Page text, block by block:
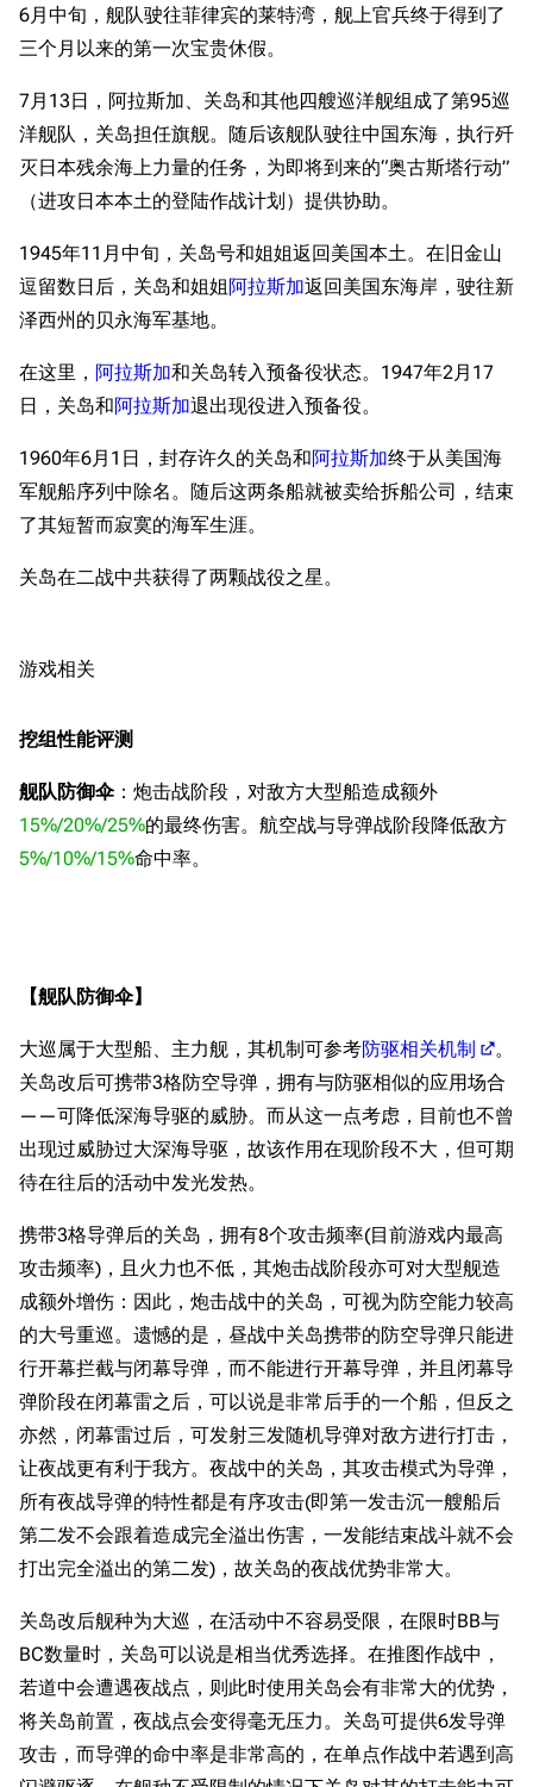
6月中旬，舰队驶往菲律宾的莱特湾，舰上官兵终于得到了
三个月以来的第一次宝贵休假。
7月13日，阿拉斯加、关岛和其他四艘巡洋舰组成了第95巡
洋舰队，关岛担任旗舰。随后该舰队驶往中国东海，执行歼
灭日本残余海上力量的任务，为即将到来的“奥古斯塔行动”
（进攻日本本土的登陆作战计划）提供协助。
1945年11月中旬，关岛号和姐姐返回美国本土。在旧金山
逗留数日后，关岛和姐姐阿拉斯加返回美国东海岸，驶往新
泽西州的贝永海军基地。
在这里， 阿拉斯加和关岛转入预备役状态。1947年2月17
日，关岛和阿拉斯加退出现役进入预备役。
1960年6月1日，封存许久的关岛和阿拉斯加终于从美国海
军舰船序列中除名。随后这两条船就被卖给拆船公司，结束
了其短暂而寂寞的海军生涯。
关岛在二战中共获得了两颗战役之星。
游戏相关
挖组性能评测
舰队防御伞：炮击战阶段，对敌方大型船造成额外
15%/20%/25%的最终伤害。航空战与导弹战阶段降低敌方
5%/10%/15%命中率。
【舰队防御伞】
大巡属于大型船、主力舰，其机制可参考防驱相关机制
。
关岛改后可携带3格防空导弹，拥有与防驱相似的应用场合
——可降低深海导驱的威胁。而从这一点考虑，目前也不曾
出现过威胁过大深海导驱，故该作用在现阶段不大，但可期
待在往后的活动中发光发热。
携带3格导弹后的关岛，拥有8个攻击频率(目前游戏内最高
攻击频率)，且火力也不低，其炮击战阶段亦可对大型舰造
成额外增伤：因此，炮击战中的关岛，可视为防空能力较高
的大号重巡。遗憾的是，昼战中关岛携带的防空导弹只能进
行开幕拦截与闭幕导弹，而不能进行开幕导弹，并且闭幕导
弹阶段在闭幕雷之后，可以说是非常后手的一个船，但反之
亦然，闭幕雷过后，可发射三发随机导弹对敌方进行打击，
让夜战更有利于我方。夜战中的关岛，其攻击模式为导弹，
所有夜战导弹的特性都是有序攻击(即第一发击沉一艘船后
第二发不会跟着造成完全溢出伤害，一发能结束战斗就不会
打出完全溢出的第二发)，故关岛的夜战优势非常大。
关岛改后舰种为大巡，在活动中不容易受限，在限时BB与
BC数量时，关岛可以说是相当优秀选择。在推图作战中，
若道中会遭遇夜战点，则此时使用关岛会有非常大的优势，
将关岛前置，夜战点会变得毫无压力。关岛可提供6发导弹
攻击，而导弹的命中率是非常高的，在单点作战中若遇到高